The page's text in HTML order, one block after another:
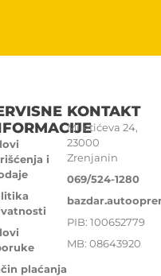
i
plaćanja
KONTAKT
Miletićeva 24,
23000
Zrenjanin
069/524-1280
PIB: 100652779
MB: 08643920